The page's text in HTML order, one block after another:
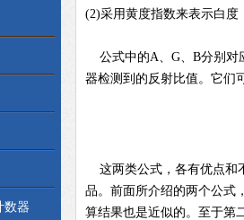
数器
(2)采用黄度指数来表示白度
公式中的A、G、B分别对
器检测到的反射比值。它们
这两类公式，各有优点和
品。前面所介绍的两个公式
算结果也是近似的。至于第